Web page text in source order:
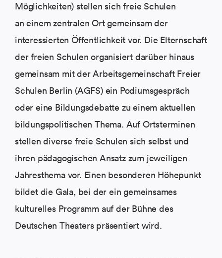
Möglichkeiten) stellen sich freie Schulen
an einem zentralen Ort gemeinsam der
interessierten Öffentlichkeit vor. Die Elternschaft
der freien Schulen organisiert darüber hinaus
gemeinsam mit der Arbeitsgemeinschaft Freier
Schulen Berlin (AGFS) ein Podiumsgespräch
oder eine Bildungsdebatte zu einem aktuellen
bildungspolitischen Thema. Auf Ortsterminen
stellen diverse freie Schulen sich selbst und
ihren pädagogischen Ansatz zum jeweiligen
Jahresthema vor. Einen besonderen Höhepunkt
bildet die Gala, bei der ein gemeinsames
kulturelles Programm auf der Bühne des
Deutschen Theaters präsentiert wird.